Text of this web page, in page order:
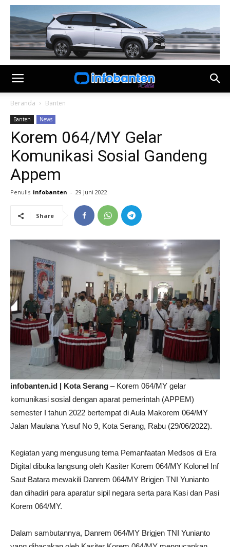
Beranda Banten
Banten News
Korem 064/MY Gelar
Komunikasi Sosial Gandeng
Appem
Penulis infobanten - 29 Juni 2022
Share
infobanten.id | Kota Serang – Korem 064/MY gelar
komunikasi sosial dengan aparat pemerintah (APPEM)
semester I tahun 2022 bertempat di Aula Makorem 064/MY
Jalan Maulana Yusuf No 9, Kota Serang, Rabu (29/06/2022).
Kegiatan yang mengusung tema Pemanfaatan Medsos di Era
Digital dibuka langsung oleh Kasiter Korem 064/MY Kolonel Inf
Saut Batara mewakili Danrem 064/MY Brigjen TNI Yunianto
dan dihadiri para aparatur sipil negara serta para Kasi dan Pasi
Korem 064/MY.
Dalam sambutannya, Danrem 064/MY Brigjen TNI Yunianto